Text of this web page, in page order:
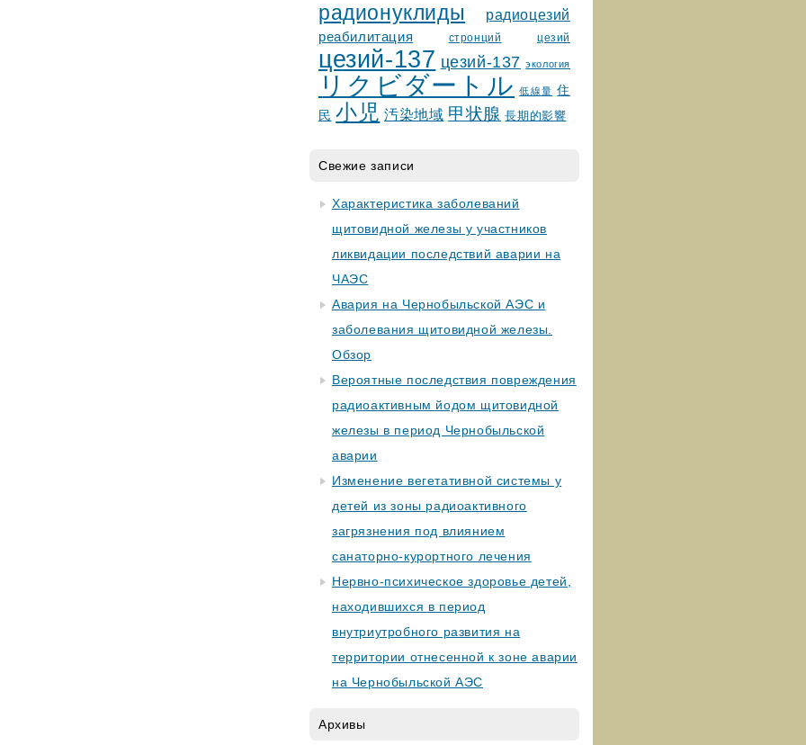
радионуклиды радиоцезий
реабилитация стронций цезий
цезий-137 цезий-137 экология
リクビダートル 低線量 住
民 小児 汚染地域 甲状腺 長期的影響
Свежие записи
Характеристика заболеваний
щитовидной железы у участников
ликвидации последствий аварии на
ЧАЭС
Авария на Чернобыльской АЭС и
заболевания щитовидной железы.
Обзор
Вероятные последствия повреждения
радиоактивным йодом щитовидной
железы в период Чернобыльской
аварии
Изменение вегетативной системы у
детей из зоны радиоактивного
загрязнения под влиянием
санаторно-курортного лечения
Нервно-психическое здоровье детей,
находившихся в период
внутриутробного развития на
территории отнесенной к зоне аварии
на Чернобыльской АЭС
Архивы